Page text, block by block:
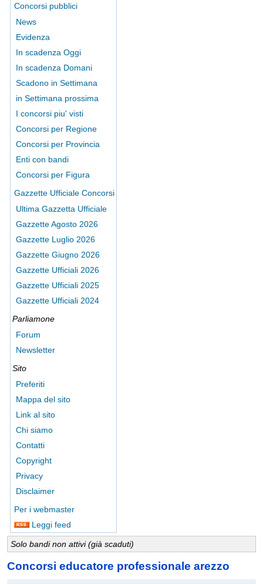
Concorsi pubblici
News
Evidenza
In scadenza Oggi
In scadenza Domani
Scadono in Settimana
in Settimana prossima
I concorsi piu' visti
Concorsi per Regione
Concorsi per Provincia
Enti con bandi
Concorsi per Figura
Gazzette Ufficiale Concorsi
Ultima Gazzetta Ufficiale
Gazzette Agosto 2026
Gazzette Luglio 2026
Gazzette Giugno 2026
Gazzette Ufficiali 2026
Gazzette Ufficiali 2025
Gazzette Ufficiali 2024
Parliamone
Forum
Newsletter
Sito
Preferiti
Mappa del sito
Link al sito
Chi siamo
Contatti
Copyright
Privacy
Disclaimer
Per i webmaster
Leggi feed
Solo bandi non attivi (già scaduti)
Concorsi educatore professionale arezzo